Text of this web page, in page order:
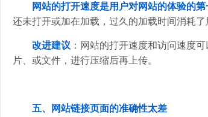
网站的打开速度是用户对网站的体验的
还未打开或加在加载，过久的加载时间消耗
改进建议 ：网站的打开速度和访问速度
片、或文件，进行压缩后再上传。
五、网站链接页面的准确性太差